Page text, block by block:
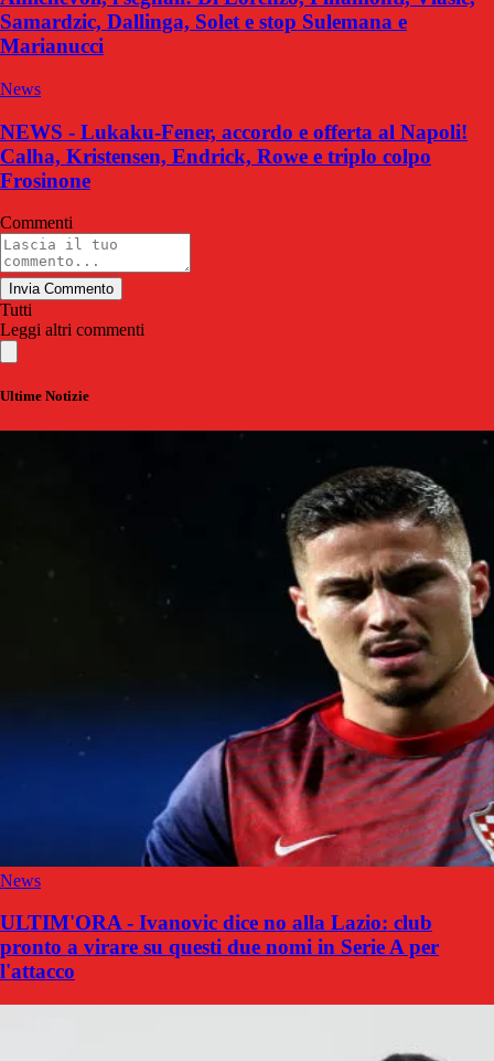
Samardzic, Dallinga, Solet e stop Sulemana e
Marianucci
News
NEWS - Lukaku-Fener, accordo e offerta al Napoli!
Calha, Kristensen, Endrick, Rowe e triplo colpo
Frosinone
Commenti
Invia Commento
Tutti
Leggi altri commenti
Ultime Notizie
News
ULTIM'ORA - Ivanovic dice no alla Lazio: club
pronto a virare su questi due nomi in Serie A per
l'attacco